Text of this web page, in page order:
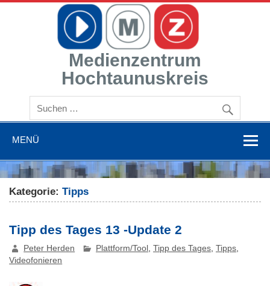
Zum
Medienzentrum
Hochtaunuskreis
Mit Medien bilden
MENÜ
Kategorie:Tipps
Tipp des Tages 13 -Update 2
Peter Herden Plattform/Tool ,Tipp des Tages ,Tipps
Videofonieren